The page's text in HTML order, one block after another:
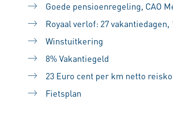
Goede pensioenregeling, CAO
Royaal verlof: 27 vakantiedagen,
Winstuitkering
8% Vakantiegeld
23 Euro cent per km netto
Fietsplan